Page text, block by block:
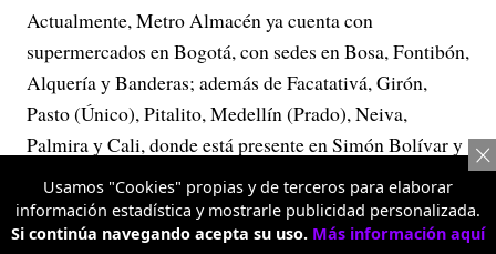
Actualmente, Metro Almacén ya cuenta con
supermercados en Bogotá, con sedes en Bosa, Fontibón,
Alquería y Banderas; además de Facatativá, Girón,
Pasto (Único), Pitalito, Medellín (Prado), Neiva,
Palmira y Cali, donde está presente en Simón Bolívar y
Con esta evolución, la marca busca consolidarse como
Usamos "Cookies" propias y de terceros para elaborar
información estadística y mostrarle publicidad personalizada.
Si continúa navegando acepta su uso. Más información aquí